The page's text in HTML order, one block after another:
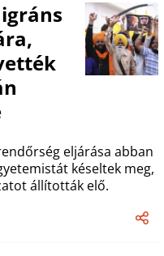
eljárása abban
késeltek meg,
állították elő.